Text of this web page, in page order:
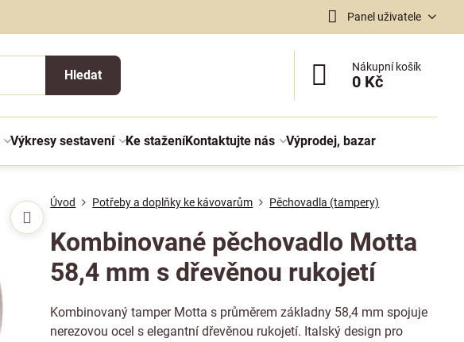
Panel uživatele
Hledat
Nákupní košík
0 Kč
Výkresy sestavení Ke staženíKontaktujte nás Výprodej, bazar
Úvod Potřeby a doplňky ke kávovarům Pěchovadla (tampery)
Kombinované pěchovadlo Motta
58,4 mm s dřevěnou rukojetí
Kombinovaný tamper Motta s průměrem základny 58,4 mm spojuje
nerezovou ocel s elegantní dřevěnou rukojetí. Italský design pro